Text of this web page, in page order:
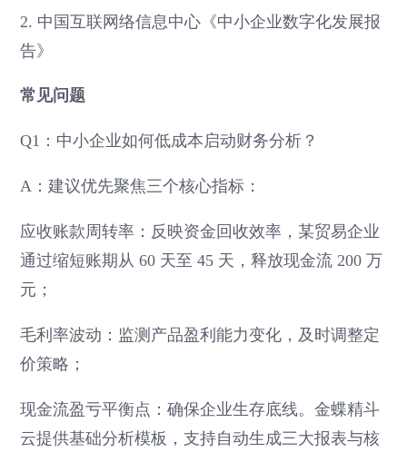
2. 中国互联网络信息中心《中小企业数字化发展报
告》
常见问题
Q1：中小企业如何低成本启动财务分析？
A：建议优先聚焦三个核心指标：
应收账款周转率：反映资金回收效率，某贸易企业
通过缩短账期从 60 天至 45 天，释放现金流 200 万
元；
毛利率波动：监测产品盈利能力变化，及时调整定
价策略；
现金流盈亏平衡点：确保企业生存底线。金蝶精斗
云提供基础分析模板，支持自动生成三大报表与核